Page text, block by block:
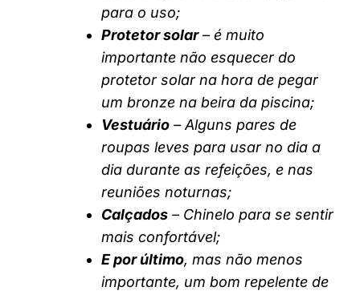
para o uso;
Protetor solar– é muito
importante não esquecer do
protetor solar na hora de pegar
um bronze na beira da piscina;
Vestuário – Alguns pares de
roupas leves para usar no dia a
dia durante as refeições, e nas
reuniões noturnas;
Calçados – Chinelo para se sentir
mais confortável;
E por último, mas não menos
importante, um bom repelente de